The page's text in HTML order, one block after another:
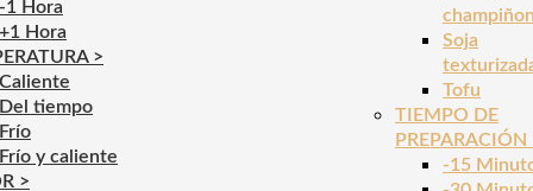
-1 Hora
+1 Hora
>
Caliente
Del tiempo
Frío
Frío y caliente
>
Soja
Tofu
TIEMPO DE
PREPARACIÓN
-15